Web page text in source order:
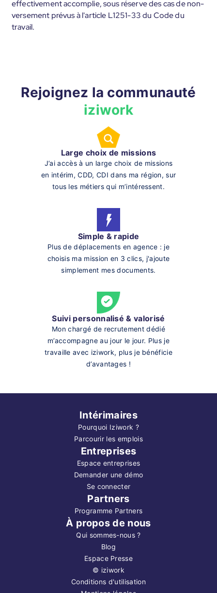
effectivement accomplie, sous réserve des cas de non-
versement prévus à l'article L1251-33 du Code du
travail.
Rejoignez la communauté
iziwork
Large choix de missions
J’ai accès à un large choix de missions
en intérim, CDD, CDI dans ma région, sur
tous les métiers qui m’intéressent.
Simple & rapide
Plus de déplacements en agence : je
choisis ma mission en 3 clics, j'ajoute
simplement mes documents.
Suivi personnalisé & valorisé
Mon chargé de recrutement dédié
m’accompagne au jour le jour. Plus je
travaille avec iziwork, plus je bénéficie
d’avantages !
Intérimaires
Pourquoi Iziwork ?
Parcourir les emplois
Entreprises
Espace entreprises
Demander une démo
Se connecter
Partners
Programme Partners
À propos de nous
Qui sommes-nous ?
Blog
Espace Presse
© iziwork
Conditions d'utilisation